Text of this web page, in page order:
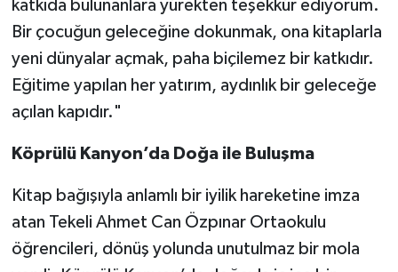
katkıda bulunanlara yürekten teşekkür ediyorum.
Bir çocuğun geleceğine dokunmak, ona kitaplarla
yeni dünyalar açmak, paha biçilemez bir katkıdır.
Eğitime yapılan her yatırım, aydınlık bir geleceğe
açılan kapıdır."
Köprülü Kanyon’da Doğa ile Buluşma
Kitap bağışıyla anlamlı bir iyilik hareketine imza
atan Tekeli Ahmet Can Özpınar Ortaokulu
öğrencileri, dönüş yolunda unutulmaz bir mola